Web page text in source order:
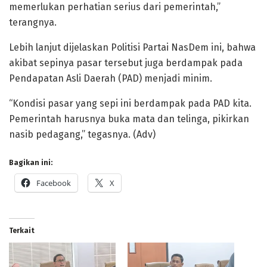
memerlukan perhatian serius dari pemerintah,”
terangnya.
Lebih lanjut dijelaskan Politisi Partai NasDem ini, bahwa
akibat sepinya pasar tersebut juga berdampak pada
Pendapatan Asli Daerah (PAD) menjadi minim.
“Kondisi pasar yang sepi ini berdampak pada PAD kita.
Pemerintah harusnya buka mata dan telinga, pikirkan
nasib pedagang,” tegasnya. (Adv)
Bagikan ini:
Facebook X
Terkait